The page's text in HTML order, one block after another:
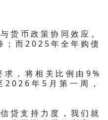
货币政策协同效应。
而2025年全年购债
，将相关比例由9%
年5月第一周，
贷支持力度，我们就